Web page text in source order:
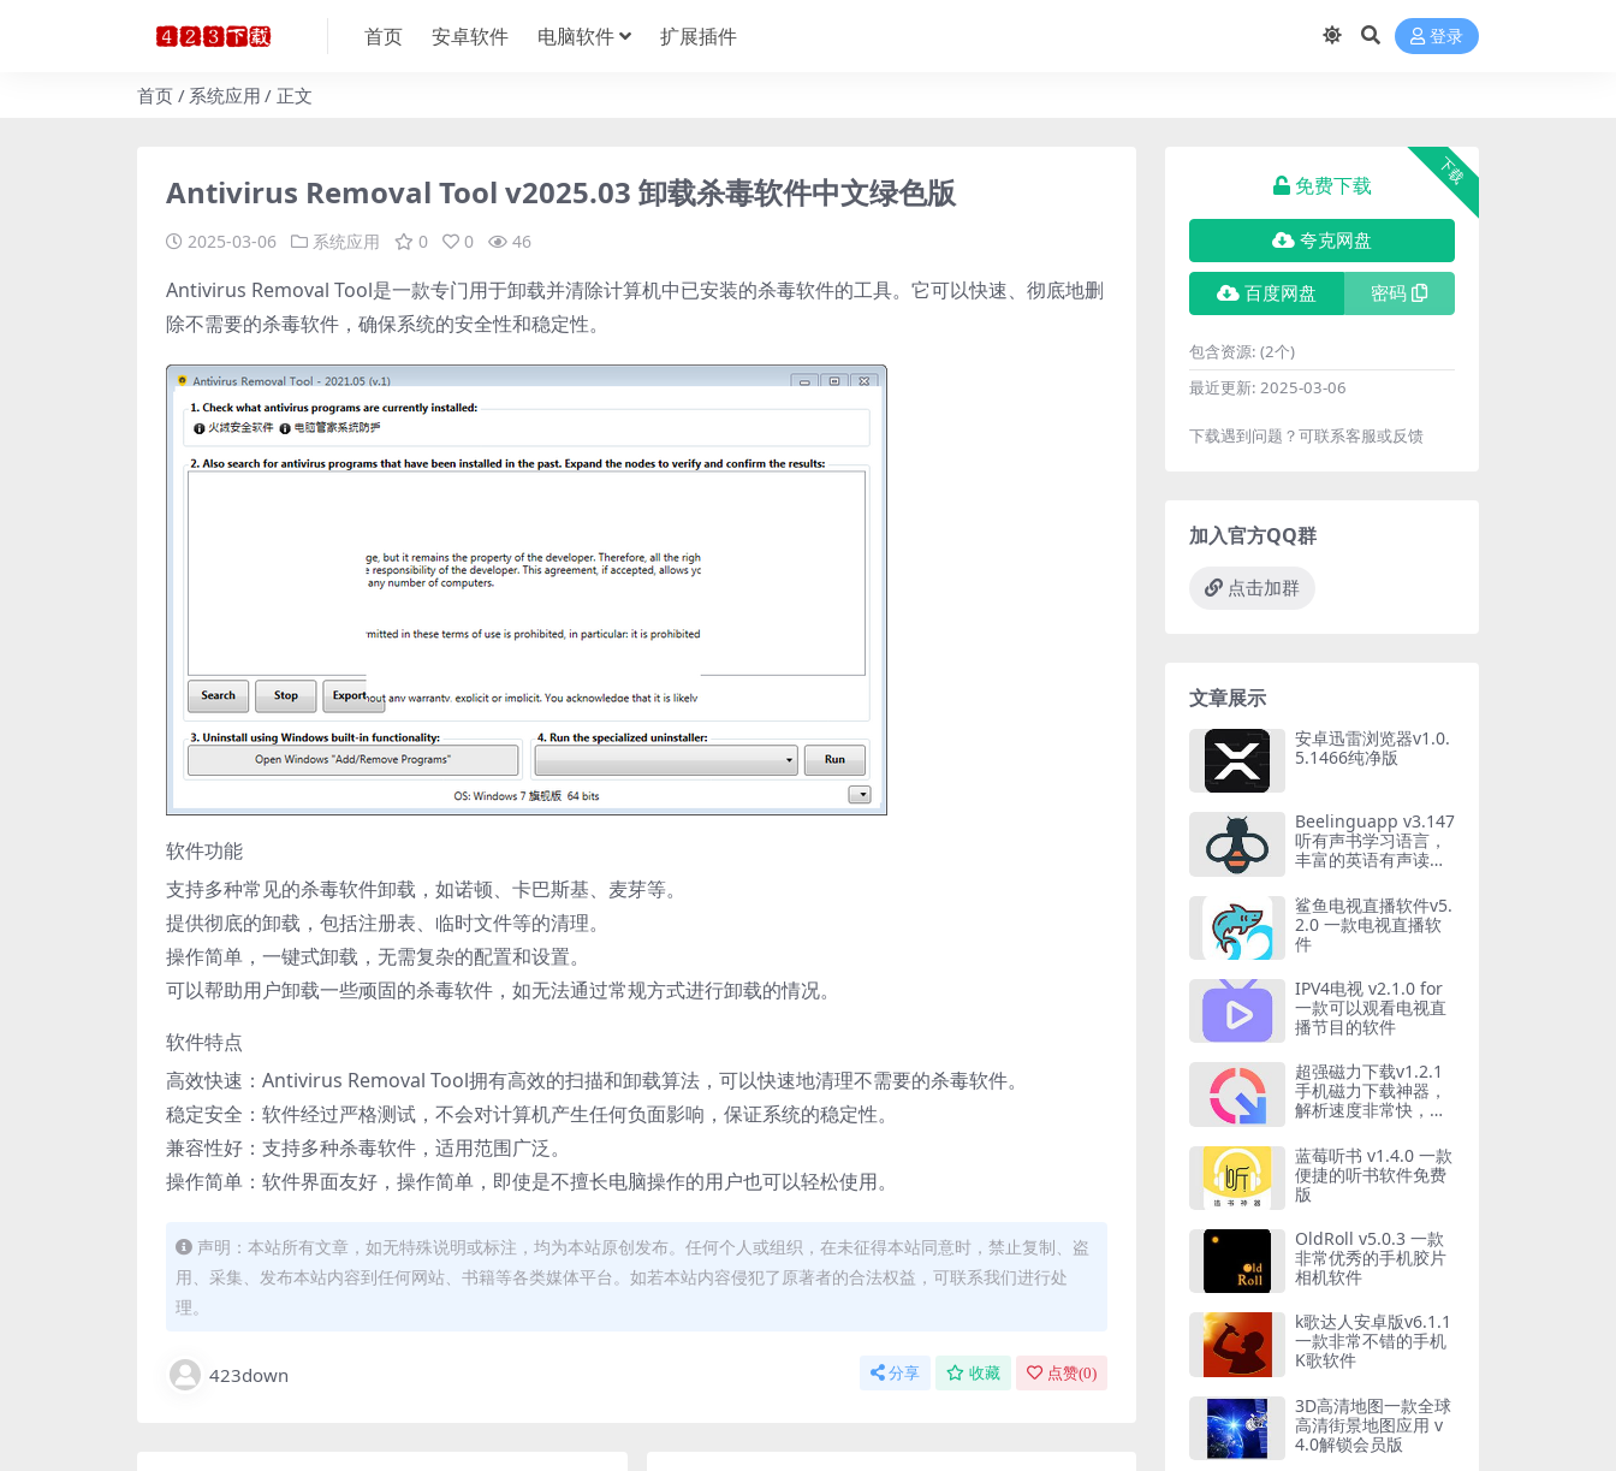
首页 安卓软件 电脑软件 扩展插件 登录
首页 系统应用 正文
Antivirus Removal Tool v2025.03 卸载杀毒软件中文绿色版
2025-03-06 系统应用 0 0 46
Antivirus Removal Tool是一款专门用于卸载并清除计算机中已安装的杀毒软件的工具。它可以快速、彻底地删
除不需要的杀毒软件，确保系统的安全性和稳定性。
软件功能
支持多种常见的杀毒软件卸载，如诺顿、卡巴斯基、麦芽等。
提供彻底的卸载，包括注册表、临时文件等的清理。
操作简单，一键式卸载，无需复杂的配置和设置。
可以帮助用户卸载一些顽固的杀毒软件，如无法通过常规方式进行卸载的情况。
软件特点
高效快速：Antivirus Removal Tool拥有高效的扫描和卸载算法，可以快速地清理不需要的杀毒软件。
稳定安全：软件经过严格测试，不会对计算机产生任何负面影响，保证系统的稳定性。
兼容性好：支持多种杀毒软件，适用范围广泛。
操作简单：软件界面友好，操作简单，即使是不擅长电脑操作的用户也可以轻松使用。
声明：本站所有文章，如无特殊说明或标注，均为本站原创发布。任何个人或组织，在未征得本站同意时，禁止复制、盗
用、采集、发布本站内容到任何网站、书籍等各类媒体平台。如若本站内容侵犯了原著者的合法权益，可联系我们进行处
理。
423down 分享 收藏 点赞(0)
下载
免费下载
夸克网盘
百度网盘 密码
包含资源: (2个)
最近更新: 2025-03-06
下载遇到问题？可联系客服或反馈
加入官方QQ群
点击加群
文章展示
安卓迅雷浏览器v1.0.
5.1466纯净版
Beelinguapp v3.147
听有声书学习语言，
丰富的英语有声读
鲨鱼电视直播软件v5.
2.0 一款电视直播软
件
IPV4电视 v2.1.0 for
一款可以观看电视直
播节目的软件
超强磁力下载v1.2.1
手机磁力下载神器，
解析速度非常快，会
蓝莓听书 v1.4.0 一款
便捷的听书软件免费
版
OldRoll v5.0.3 一款
非常优秀的手机胶片
相机软件
k歌达人安卓版v6.1.1
一款非常不错的手机
K歌软件
3D高清地图一款全球
高清街景地图应用 v
4.0解锁会员版